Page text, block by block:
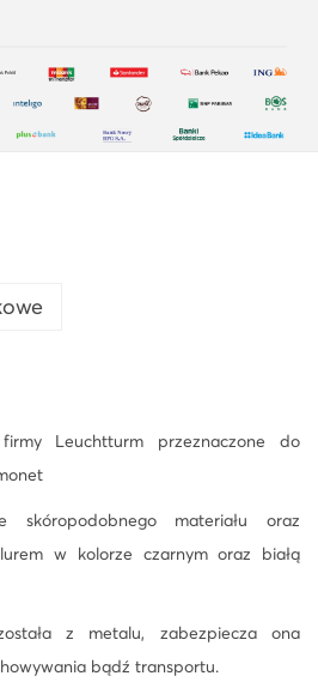
Leuchtturm przeznaczone do
materiału oraz
w kolorze czarnym oraz białą
z metalu, zabezpiecza ona
bądź transportu.